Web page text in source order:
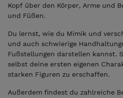
Kopf über den Körper, Arme und
und Füßen.
Du lernst, wie du Mimik und
und auch schwierige
Fußstellungen darstellen kannst.
selbst deine ersten eigenen
starken Figuren zu erschaffen.
Außerdem findest du zahlreiche